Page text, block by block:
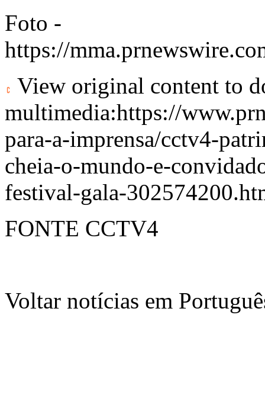
Foto -
https://
View original content to
multimedia:https://
para-a-imprensa/cctv4-
cheia-o-mundo-e-
festival-gala-
FONTE CCTV4
Voltar notícias em